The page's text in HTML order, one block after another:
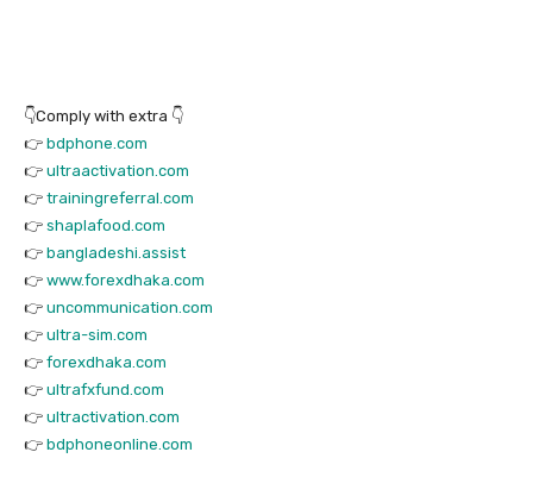
👇Comply with extra 👇
👉 bdphone.com
👉 ultraactivation.com
👉 trainingreferral.com
👉 shaplafood.com
👉 bangladeshi.assist
👉 www.forexdhaka.com
👉 uncommunication.com
👉 ultra-sim.com
👉 forexdhaka.com
👉 ultrafxfund.com
👉 ultractivation.com
👉 bdphoneonline.com